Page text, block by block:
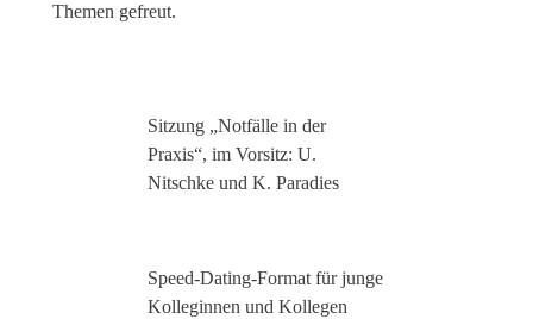
Themen gefreut.
Sitzung „Notfälle in der
Praxis“, im Vorsitz: U.
Nitschke und K. Paradies
Speed-Dating-Format für junge
Kolleginnen und Kollegen